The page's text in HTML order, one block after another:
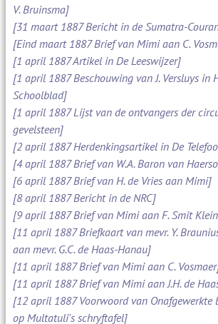
V. Bruinsma]
[31 maart 1887 Bericht in de Sumatra-
[Eind maart 1887 Brief van Mimi aan C.
[1 april 1887 Artikel in De Leeswijzer]
[1 april 1887 Beschouwing van J. Versluys in
Schoolblad]
[1 april 1887 Lijst van de ontvangers der
gevelsteen]
[2 april 1887 Herdenkingsartikel in De
[4 april 1887 Brief van W.A. Baron van
[6 april 1887 Brief van H. de Vries aan Mimi]
[8 april 1887 Bericht in de NRC]
[9 april 1887 Brief van Mimi aan F. Smit
[11 april 1887 Briefkaart van mevr. Y.
aan mevr. G.C. de Haas-Hanau]
[11 april 1887 Brief van Mimi aan C.
[11 april 1887 Brief van Mimi aan J.H. de
[12 april 1887 Voorwoord van Onafgewerkte
op Multatuli's schryftafel]